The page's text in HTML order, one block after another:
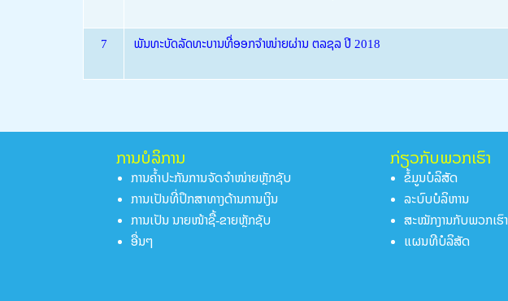
7 ພັນທະບັດລັດທະບານທີ່ອອກຈໍາໜ່າຍຜ່ານ ຕລຊລ ປີ 2018
ການບໍລິການ
ການຄໍ້າປະກັນການຈັດຈໍາໜ່າຍຫຼັກຊັບ
ການເປັນທີ່ປຶກສາທາງດ້ານການເງິນ
ການເປັນ ນາຍໜ້າຊື້-ຂາຍຫຼັກຊັບ
ອື່ນໆ
ກ່ຽວກັບພວກເຮົາ
ຂໍ້ມູນບໍລິສັດ
ລະບົບບໍລິຫານ
ສະໝັກງານກັບພວກເຮົາ
ແຜນທີບໍລິສັດ